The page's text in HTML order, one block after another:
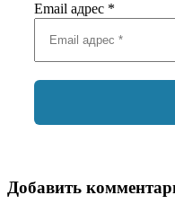
Email адрес *
Добавить